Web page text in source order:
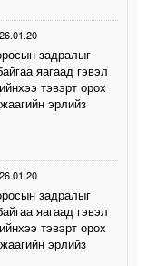
задралыг
яагаад гэвэл
тэвэрт орох
эрлийз
задралыг
яагаад гэвэл
тэвэрт орох
эрлийз